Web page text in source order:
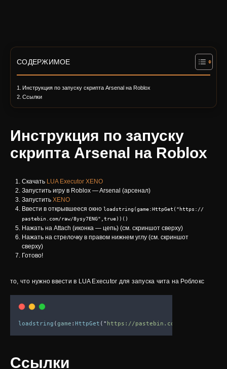
СОДЕРЖИМОЕ
Инструкция по запуску скрипта Arsenal на Roblox
Ссылки
Инструкция по запуску
скрипта Arsenal на Roblox
Скачать LUA Executor XENO
Запустить игру в Roblox — Arsenal (арсенал)
Запустить XENO
Ввести в открывшееся окно loadstring(game:HttpGet("https://
pastebin.com/raw/8ysy7ENG",true))()
Нажать на Attach (иконка — цепь) (см. скриншот сверху)
Нажать на стрелочку в правом нижнем углу (см. скриншот
сверху)
Готово!
то, что нужно ввести в LUA Executor для запуска чита на Роблокс
loadstring (game : HttpGet ( " https://pastebin.com/raw/8ysy7ENG
Ссылки